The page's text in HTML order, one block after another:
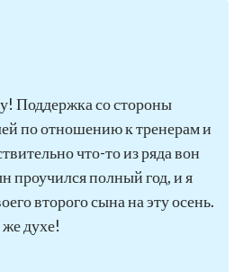
Поддержка со стороны
по отношению к тренерам и
что-то из ряда вон
проучился полный год, и я
второго сына на эту осень.
духе!